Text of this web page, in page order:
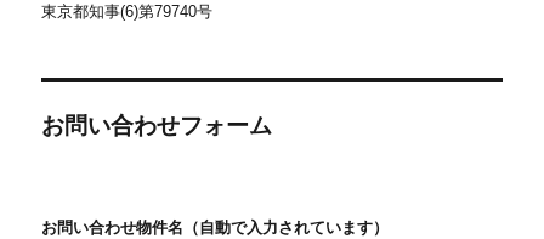
東京都知事(6)第79740号
お問い合わせフォーム
お問い合わせ物件名（自動で入力されています）